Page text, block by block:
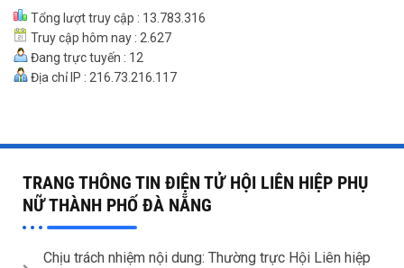
Tổng lượt truy cập : 13.783.316
Truy cập hôm nay : 2.627
Đang trực tuyến : 12
Địa chỉ IP : 216.73.216.117
TRANG THÔNG TIN ĐIỆN TỬ HỘI LIÊN HIỆP PHỤ
NỮ THÀNH PHỐ ĐÀ NẴNG
Chịu trách nhiệm nội dung: Thường trực Hội Liên hiệp